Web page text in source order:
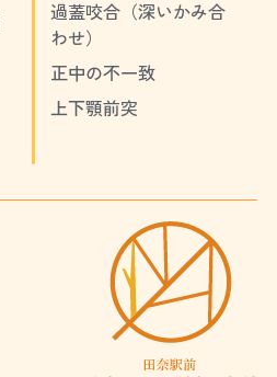
過蓋咬合（深いかみ合
わせ）
正中の不一致
上下顎前突